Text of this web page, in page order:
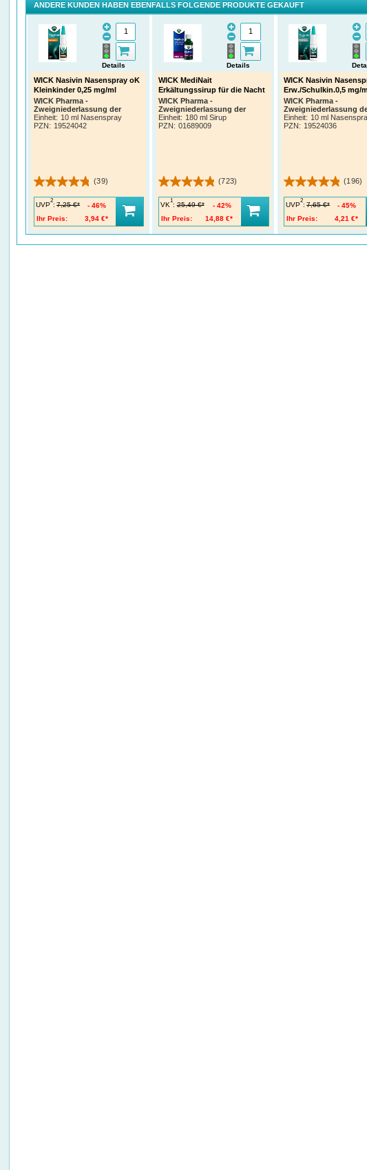
ANDERE KUNDEN HABEN EBENFALLS FOLGENDE PRODUKTE GEKAUFT
WICK Nasivin Nasenspray oK
Kleinkinder 0,25 mg/ml
WICK Pharma -
Zweigniederlassung der
Procter & Gamble GmbH
Einheit: 10 ml Nasenspray
PZN: 19524042
Details
(39)
UVP
2
: 7,25 €*
Ihr Preis:
3,94 €*
46%
WICK MediNait
Erkältungssirup für die Nacht
WICK Pharma -
Zweigniederlassung der
Procter & Gamble GmbH
Einheit: 180 ml Sirup
PZN: 01689009
Details
(723)
VK
1
: 25,49 €*
Ihr Preis:
14,88 €*
42%
WICK Nasivin
Erw./Schulkin.0,5 mg/
WICK Pharma -
Zweigniederlassung
Procter & Gamble
Einheit: 10 ml
PZN: 19524036
(196)
UVP
2
: 7,65 €*
Ihr Preis:
4,21 €*
45%